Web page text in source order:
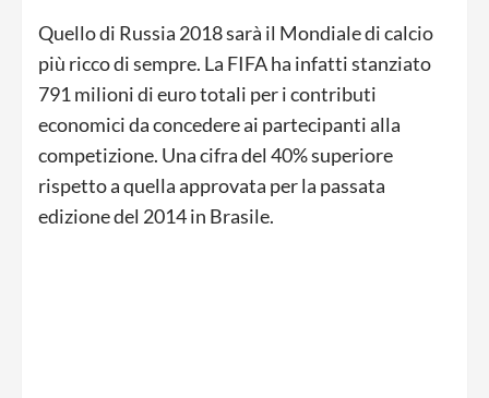
Quello di Russia 2018 sarà il Mondiale di calcio
più ricco di sempre. La FIFA ha infatti stanziato
791 milioni di euro totali per i contributi
economici da concedere ai partecipanti alla
competizione. Una cifra del 40% superiore
rispetto a quella approvata per la passata
edizione del 2014 in Brasile.